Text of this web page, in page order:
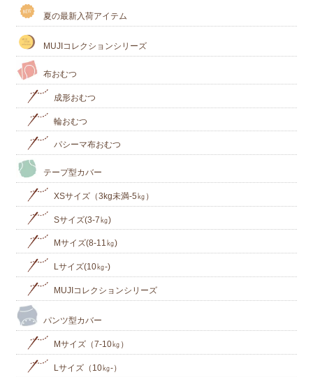
夏の最新入荷アイテム
MUJIコレクションシリーズ
布おむつ
成形おむつ
輪おむつ
パシーマ布おむつ
テープ型カバー
XSサイズ（3kg未満-5㎏）
Sサイズ(3-7㎏)
Mサイズ(8-11㎏)
Lサイズ(10㎏‐)
MUJIコレクションシリーズ
パンツ型カバー
Mサイズ（7-10㎏）
Lサイズ（10㎏-）